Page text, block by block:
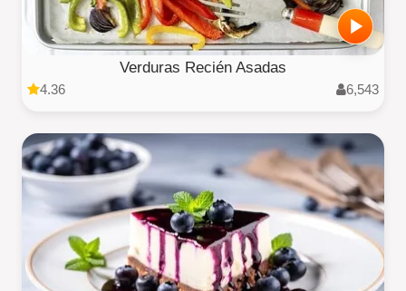
Verduras Recién Asadas
4.36 6,543